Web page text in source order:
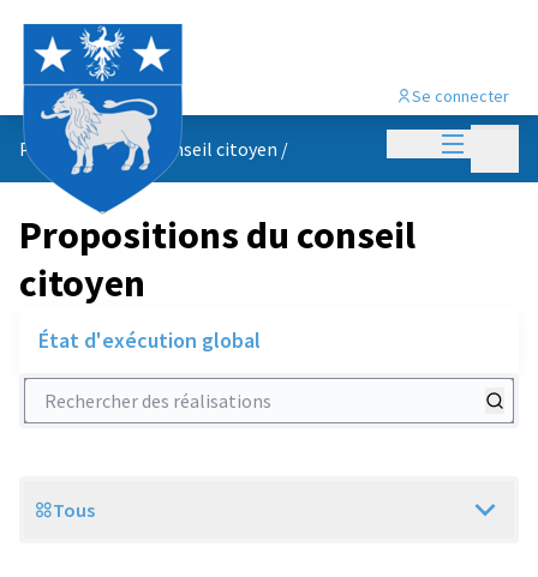
Menu
Se connecter
Propositions du conseil citoyen /
Propositions du conseil
citoyen
État d'exécution global
Rechercher des réalisations
Scope
Tous